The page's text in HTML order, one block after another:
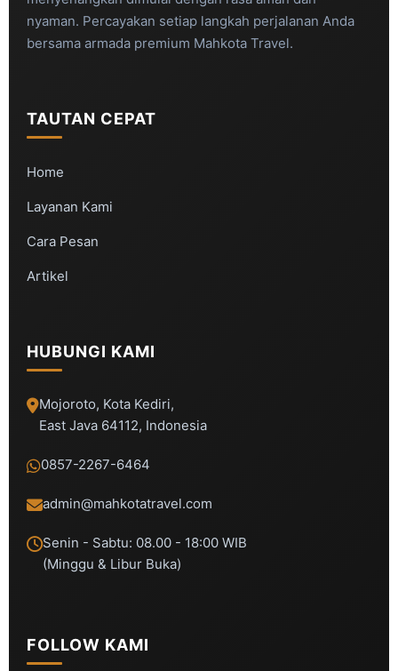
nyaman. Percayakan setiap langkah perjalanan Anda
bersama armada premium Mahkota Travel.
TAUTAN CEPAT
Home
Layanan Kami
Cara Pesan
Artikel
HUBUNGI KAMI
Mojoroto, Kota Kediri,
East Java 64112, Indonesia
0857-2267-6464
admin@mahkotatravel.com
Senin - Sabtu: 08.00 - 18:00 WIB
(Minggu & Libur Buka)
FOLLOW KAMI